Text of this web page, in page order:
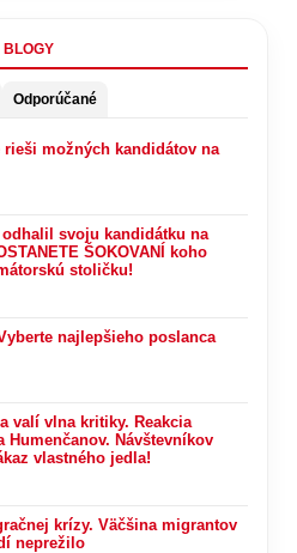
BLOGY
Odporúčané
možných kandidátov na
svoju kandidátku na
ŠOKOVANÍ koho
stoličku!
najlepšieho poslanca
valí vlna kritiky. Reakcia
Návštevníkov
vlastného jedla!
krízy. Väčšina migrantov
neprežilo